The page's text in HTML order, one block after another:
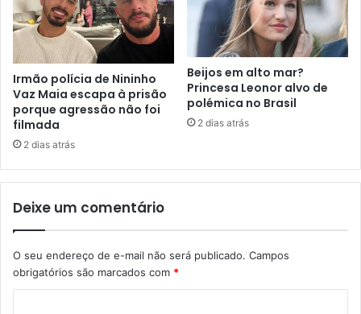
Irmão polícia de Nininho
Vaz Maia escapa à prisão
porque agressão não foi
filmada
2 dias atrás
Beijos em alto mar?
Princesa Leonor alvo de
polémica no Brasil
2 dias atrás
Deixe um comentário
O seu endereço de e-mail não será publicado. Campos
obrigatórios são marcados com *